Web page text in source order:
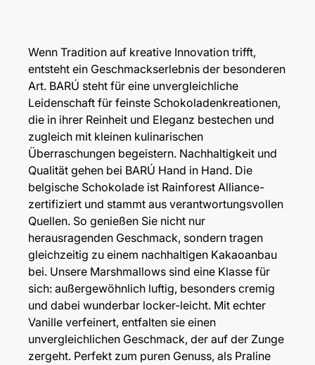
Wenn Tradition auf kreative Innovation trifft,
entsteht ein Geschmackserlebnis der besonderen
Art. BARÚ steht für eine unvergleichliche
Leidenschaft für feinste Schokoladenkreationen,
die in ihrer Reinheit und Eleganz bestechen und
zugleich mit kleinen kulinarischen
Überraschungen begeistern. Nachhaltigkeit und
Qualität gehen bei BARÚ Hand in Hand. Die
belgische Schokolade ist Rainforest Alliance-
zertifiziert und stammt aus verantwortungsvollen
Quellen. So genießen Sie nicht nur
herausragenden Geschmack, sondern tragen
gleichzeitig zu einem nachhaltigen Kakaoanbau
bei. Unsere Marshmallows sind eine Klasse für
sich: außergewöhnlich luftig, besonders cremig
und dabei wunderbar locker-leicht. Mit echter
Vanille verfeinert, entfalten sie einen
unvergleichlichen Geschmack, der auf der Zunge
zergeht. Perfekt zum puren Genuss, als Praline